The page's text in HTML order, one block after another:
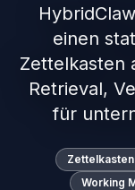
einen
Zettelkasten
Retrieval,
für
Working